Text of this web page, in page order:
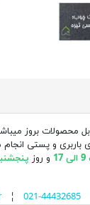
محصولات بروز
و پستی انجام
و روز پنجشنبه
¦ 021-44432685